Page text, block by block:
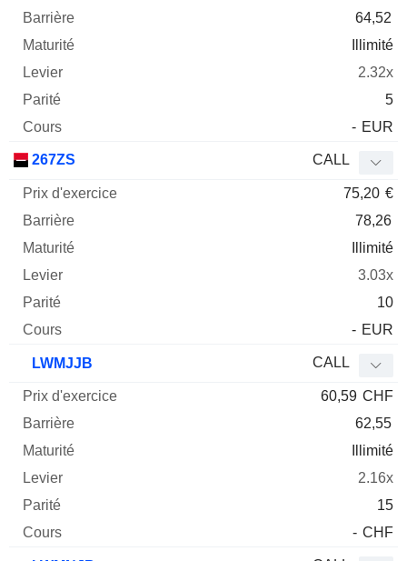
64,52
Illimité
2.32x
5
- EUR
267ZS CALL
75,20 €
78,26
Illimité
3.03x
10
- EUR
LWMJJB CALL
60,59 CHF
62,55
Illimité
2.16x
15
- CHF